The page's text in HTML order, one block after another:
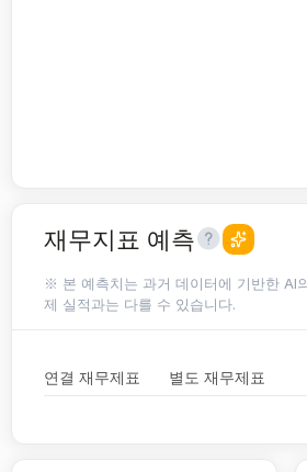
재무지표 예측
※ 본 예측치는 과거 데이터에 기반한 AI
제 실적과는 다를 수 있습니다.
연결 재무제표 별도 재무제표